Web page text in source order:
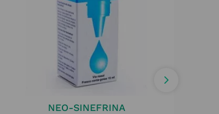
NEO-SINEFRINA